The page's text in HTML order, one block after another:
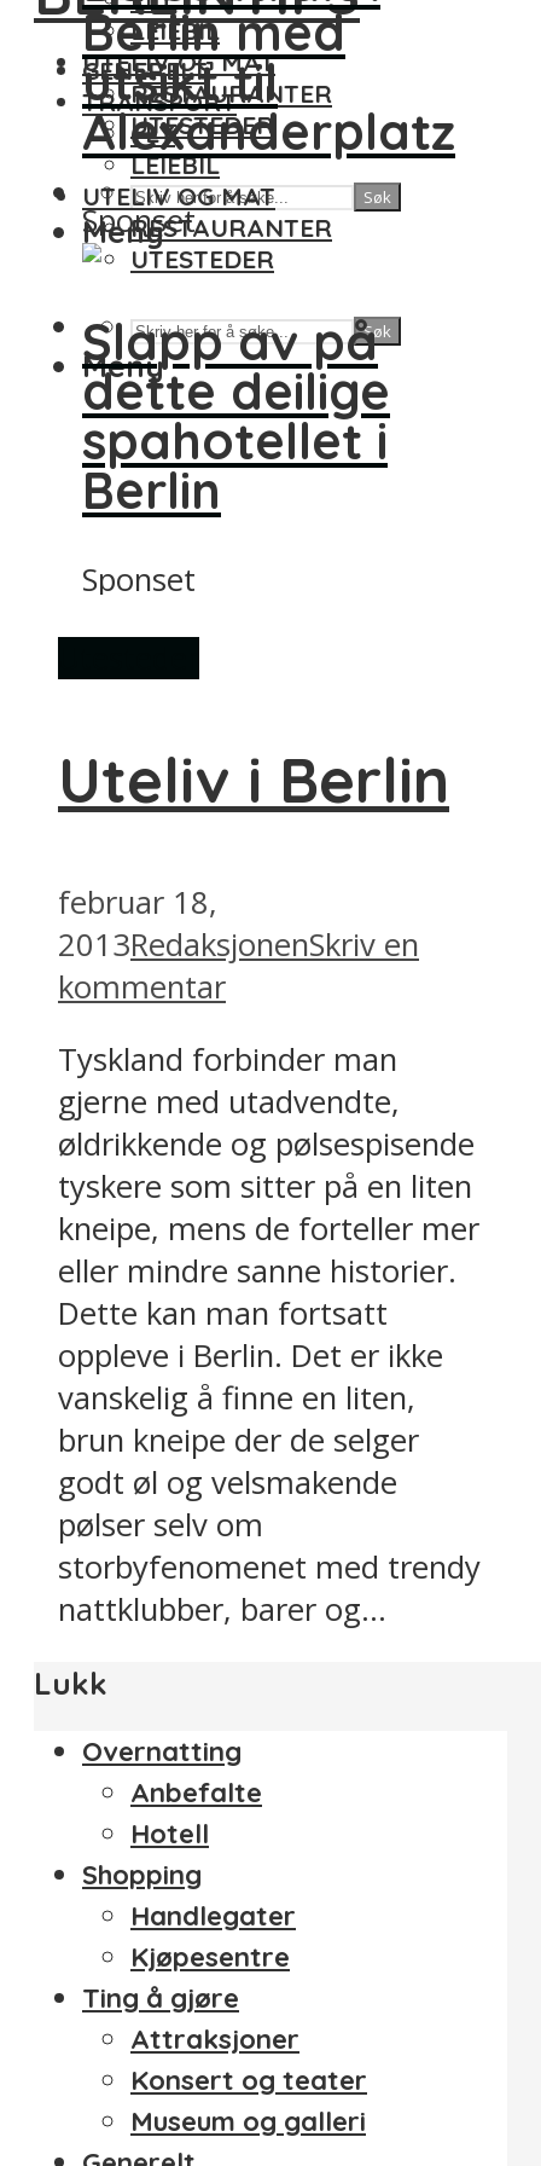
LEIEBIL
UTELIV OG MAT
RESTAURANTER
UTESTEDER
Søk
Meny
GENERELT
TRANSPORT
FLY
LEIEBIL
UTELIV OG MAT
RESTAURANTER
UTESTEDER
Søk
Meny
Berlin med
utsikt til
Alexanderplatz
Sponset
Slapp av på
dette deilige
spahotellet i
Berlin
Sponset
Uteliv i Berlin
februar 18,
2013RedaksjonenSkriv en
kommentar
Tyskland forbinder man
gjerne med utadvendte,
øldrikkende og pølsespisende
tyskere som sitter på en liten
kneipe, mens de forteller mer
eller mindre sanne historier.
Dette kan man fortsatt
oppleve i Berlin. Det er ikke
vanskelig å finne en liten,
brun kneipe der de selger
godt øl og velsmakende
pølser selv om
storbyfenomenet med trendy
nattklubber, barer og...
Lukk
Overnatting
Anbefalte
Hotell
Shopping
Handlegater
Kjøpesentre
Ting å gjøre
Attraksjoner
Konsert og teater
Museum og galleri